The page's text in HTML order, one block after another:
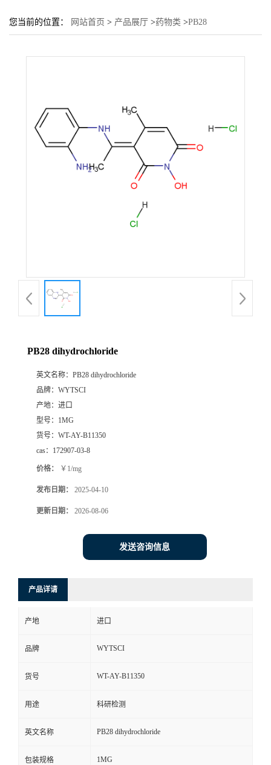
您当前的位置： 网站首页 > 产品展厅 >药物类 >PB28
PB28 dihydrochloride
英文名称： PB28 dihydrochloride
品牌： WYTSCI
产地： 进口
型号： 1MG
货号： WT-AY-B11350
cas： 172907-03-8
价格： ￥1/mg
发布日期： 2025-04-10
更新日期： 2026-08-06
发送咨询信息
产品详请
产地 进口
品牌 WYTSCI
货号 WT-AY-B11350
用途 科研检测
英文名称 PB28 dihydrochloride
包装规格 1MG